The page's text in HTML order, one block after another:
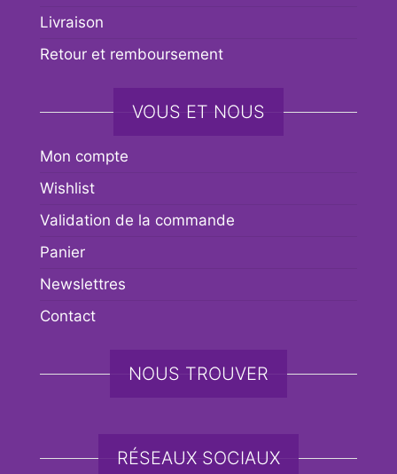
Livraison
Retour et remboursement
VOUS ET NOUS
Mon compte
Wishlist
Validation de la commande
Panier
Newslettres
Contact
NOUS TROUVER
RÉSEAUX SOCIAUX